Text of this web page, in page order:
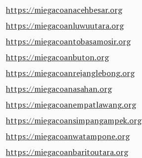
https://miegacoanacehbesar.org
https://miegacoanluwuutara.org
https://miegacoantobasamosir.org
https://miegacoanbuton.org
https://miegacoanrejanglebong.org
https://miegacoanasahan.org
https://miegacoanempatlawang.org
https://miegacoansimpangampek.org
https://miegacoanwatampone.org
https://miegacoanbaritoutara.org